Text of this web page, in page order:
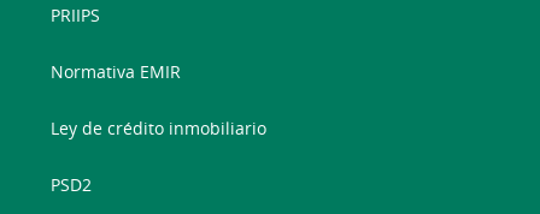
PRIIPS
Normativa EMIR
Ley de crédito inmobiliario
PSD2